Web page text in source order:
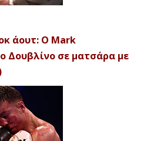
άουτ: Ο Mark
Δουβλίνο σε ματσάρα με